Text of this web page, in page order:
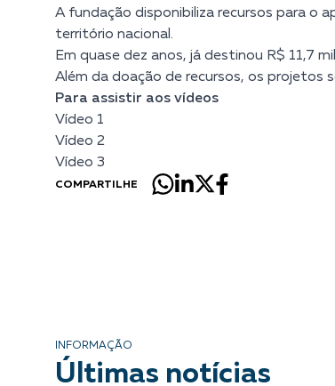
A fundação disponibiliza recursos para o
território nacional.
Em quase dez anos, já destinou R$ 11,7
Além da doação de recursos, os projetos
Para assistir aos vídeos
Vídeo 1
Vídeo 2
Vídeo 3
COMPARTILHE
INFORMAÇÃO
Últimas notícias